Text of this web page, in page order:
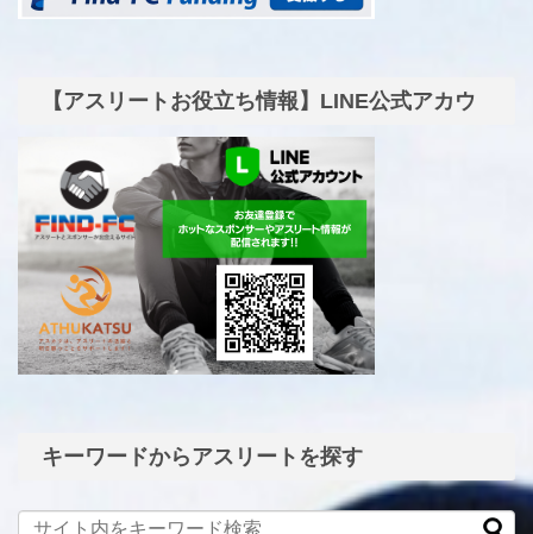
【アスリートお役立ち情報】LINE公式アカウ
キーワードからアスリートを探す